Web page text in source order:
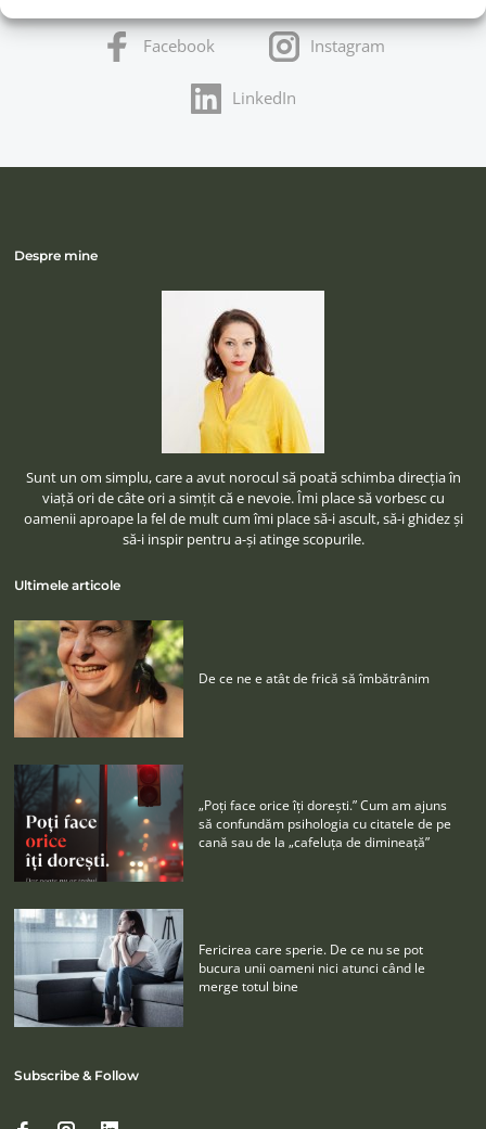
Facebook Instagram
LinkedIn
Despre mine
Sunt un om simplu, care a avut norocul să poată schimba direcţia în
viaţă ori de câte ori a simţit că e nevoie. Îmi place să vorbesc cu
oamenii aproape la fel de mult cum îmi place să-i ascult, să-i ghidez şi
să-i inspir pentru a-şi atinge scopurile.
Ultimele articole
De ce ne e atât de frică să îmbătrânim
„Poţi face orice îţi doreşti.” Cum am ajuns
să confundăm psihologia cu citatele de pe
cană sau de la „cafeluţa de dimineaţă”
Fericirea care sperie. De ce nu se pot
bucura unii oameni nici atunci când le
merge totul bine
Subscribe & Follow